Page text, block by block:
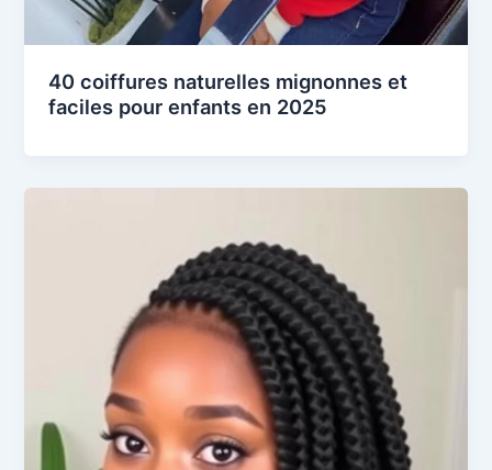
40 coiffures naturelles mignonnes et
faciles pour enfants en 2025